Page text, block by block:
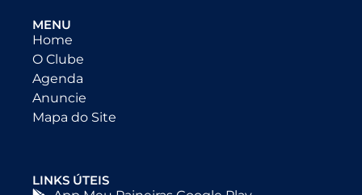
MENU
Home
O Clube
Agenda
Anuncie
Mapa do Site
LINKS ÚTEIS